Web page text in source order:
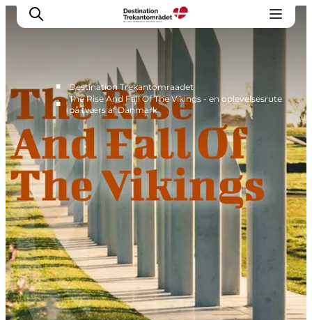
LEGOLAND® Billund Resort
Byer
Det sker
Overnatning
Planlæg din rejse
Køb
■
Destination Trekantomraadet
■
The Rise And Fall Of The Vikings - en oplevelsesrute
på tværs af Danmark